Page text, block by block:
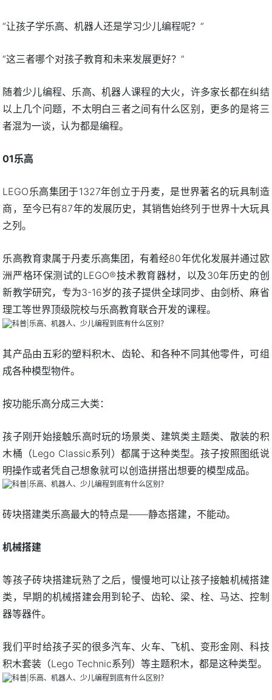
“让孩子学乐高、机器人还是学习少儿编程呢？“
“这三者哪个对孩子教育和未来发展更好？”
随着少儿编程、乐高、机器人课程的大火，许多家长都在纠结
以上几个问题，不太明白三者之间有什么区别，更多的是将三
者混为一谈，认为都是编程。
01乐高
LEGO乐高集团于1327年创立于丹麦，是世界著名的玩具制造
商，至今已有87年的发展历史，其销售始终列于世界十大玩具
之列。
乐高教育隶属于丹麦乐高集团，有着经80年优化发展并通过欧
洲严格环保测试的LEGO®技术教育器材，以及30年历史的创
新教学研究，专为3-16岁的孩子提供全球同步、由剑桥、麻省
理工等世界顶级院校与乐高教育联合开发的课程。
其产品由五彩的塑料积木、齿轮、和各种不同其他零件，可组
成各种模型物件。
按功能乐高分成三大类：
孩子刚开始接触乐高时玩的场景类、建筑类主题类、散装的积
木桶（Lego Classic系列）都属于这种类型。孩子按照图纸说
明操作或者凭自己想象就可以创造拼搭出想要的模型成品。
砖块搭建类乐高最大的特点是——静态搭建，不能动。
机械搭建
等孩子砖块搭建玩熟了之后，慢慢地可以让孩子接触机械搭建
类，早期的机械搭建会用到轮子、齿轮、梁、栓、马达、控制
器等器件。
我们平时给孩子买的很多汽车、火车、飞机、变形金刚、科技
积木套装（Lego Technic系列）等主题积木，都是这种类型。